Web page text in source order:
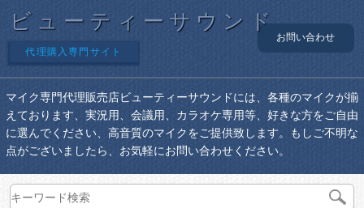
ビューティーサウンド
代理購入専門サイト
お問い合わせ
マイク専門代理販売店ビューティーサウンドには、各種のマイクが揃
えております、実況用、会議用、カラオケ専用等、好きな方をご自由
に選んでください、高音質のマイクをご提供致します。もしご不明な
点がございましたら、お気軽にお問い合わせください。